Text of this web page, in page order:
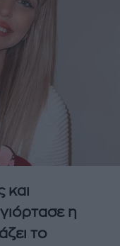
και
η
το